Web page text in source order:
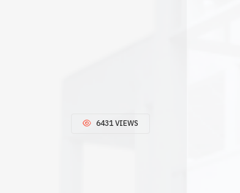
6431 VIEWS